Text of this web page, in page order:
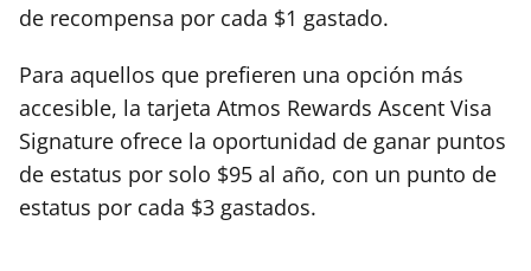
de recompensa por cada $1 gastado.
Para aquellos que prefieren una opción más
accesible, la tarjeta Atmos Rewards Ascent Visa
Signature ofrece la oportunidad de ganar puntos
de estatus por solo $95 al año, con un punto de
estatus por cada $3 gastados.